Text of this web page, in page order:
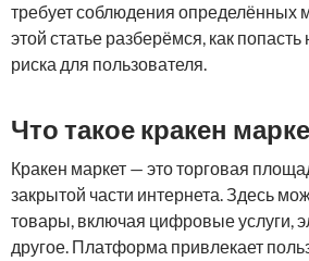
требует соблюдения определённых
этой статье разберёмся, как попасть
риска для пользователя.
Что такое кракен
Кракен маркет — это торговая
закрытой части интернета. Здесь
товары, включая цифровые услуги,
другое. Платформа привлекает